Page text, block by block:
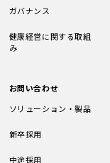
ガバナンス
健康経営に関する取組
み
お問い合わせ
ソリューション・製品
新卒採用
中途採用